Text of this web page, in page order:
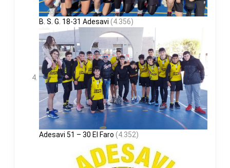
B. S. G. 18-31 Adesavi (4.356)
Adesavi 51 – 30 El Faro (4.352)